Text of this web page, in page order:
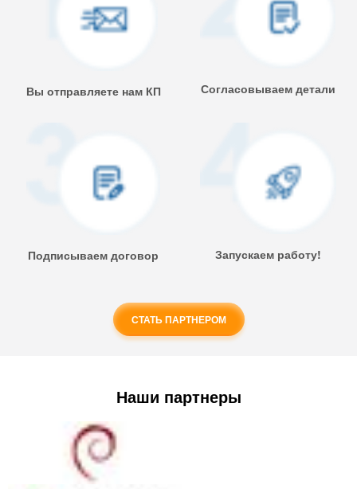
Вы отправляете нам КП Согласовываем детали
Подписываем договор Запускаем работу!
СТАТЬ ПАРТНЕРОМ
Наши партнеры